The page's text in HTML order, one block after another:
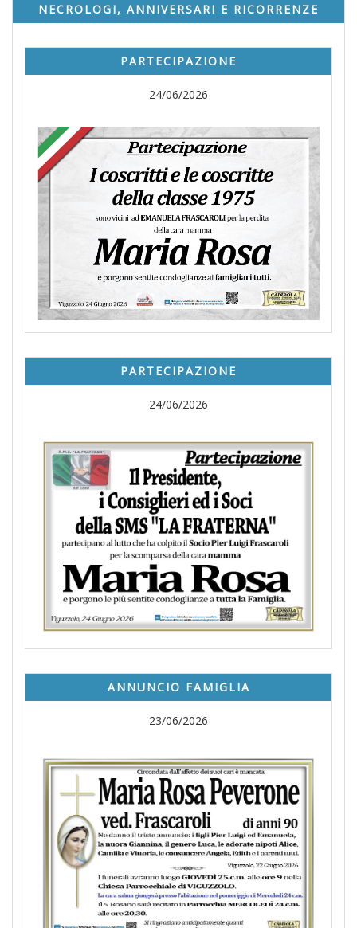
NECROLOGI, ANNIVERSARI E RICORRENZE
PARTECIPAZIONE
24/06/2026
PARTECIPAZIONE
24/06/2026
ANNUNCIO FAMIGLIA
23/06/2026